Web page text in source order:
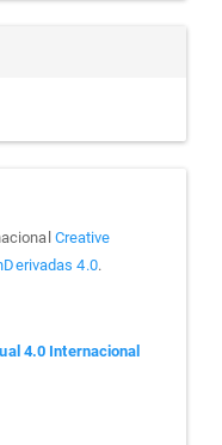
Creative
4.0.
4.0 Internacional